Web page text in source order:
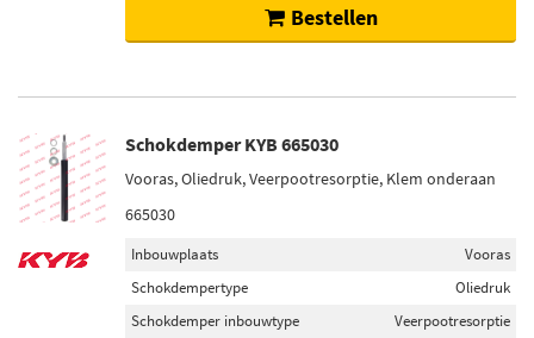
Bestellen
Schokdemper KYB 665030
Vooras, Oliedruk, Veerpootresorptie, Klem onderaan
665030
Inbouwplaats
Vooras
Schokdempertype
Oliedruk
Schokdemper inbouwtype
Veerpootresorptie